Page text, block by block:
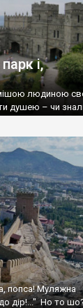
і,
людиною
душею – чи
попса! Муляжна
дір!..." Но то